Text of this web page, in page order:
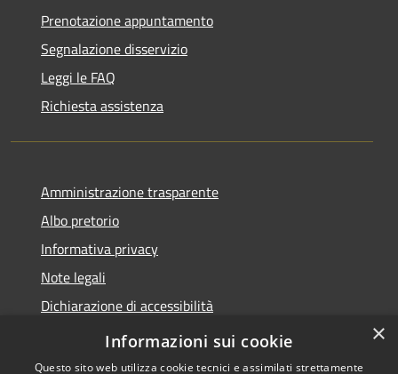
Prenotazione appuntamento
Segnalazione disservizio
Leggi le FAQ
Richiesta assistenza
Amministrazione trasparente
Albo pretorio
Informativa privacy
Note legali
Dichiarazione di accessibilità
Piano di miglioramento del sito
×
Informazioni sui cookie
Questo sito web utilizza cookie tecnici e assimilati strettamente